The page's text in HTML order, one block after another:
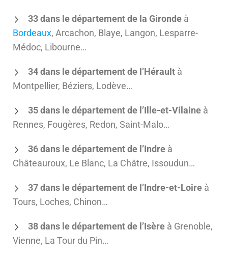
33 dans le département de la Gironde à
Bordeaux, Arcachon, Blaye, Langon, Lesparre-
Médoc, Libourne…
34 dans le département de l’Hérault à
Montpellier, Béziers, Lodève…
35 dans le département de l’Ille-et-Vilaine à
Rennes, Fougères, Redon, Saint-Malo…
36 dans le département de l’Indre à
Châteauroux, Le Blanc, La Châtre, Issoudun…
37 dans le département de l’Indre-et-Loire à
Tours, Loches, Chinon…
38 dans le département de l’Isère à Grenoble,
Vienne, La Tour du Pin…